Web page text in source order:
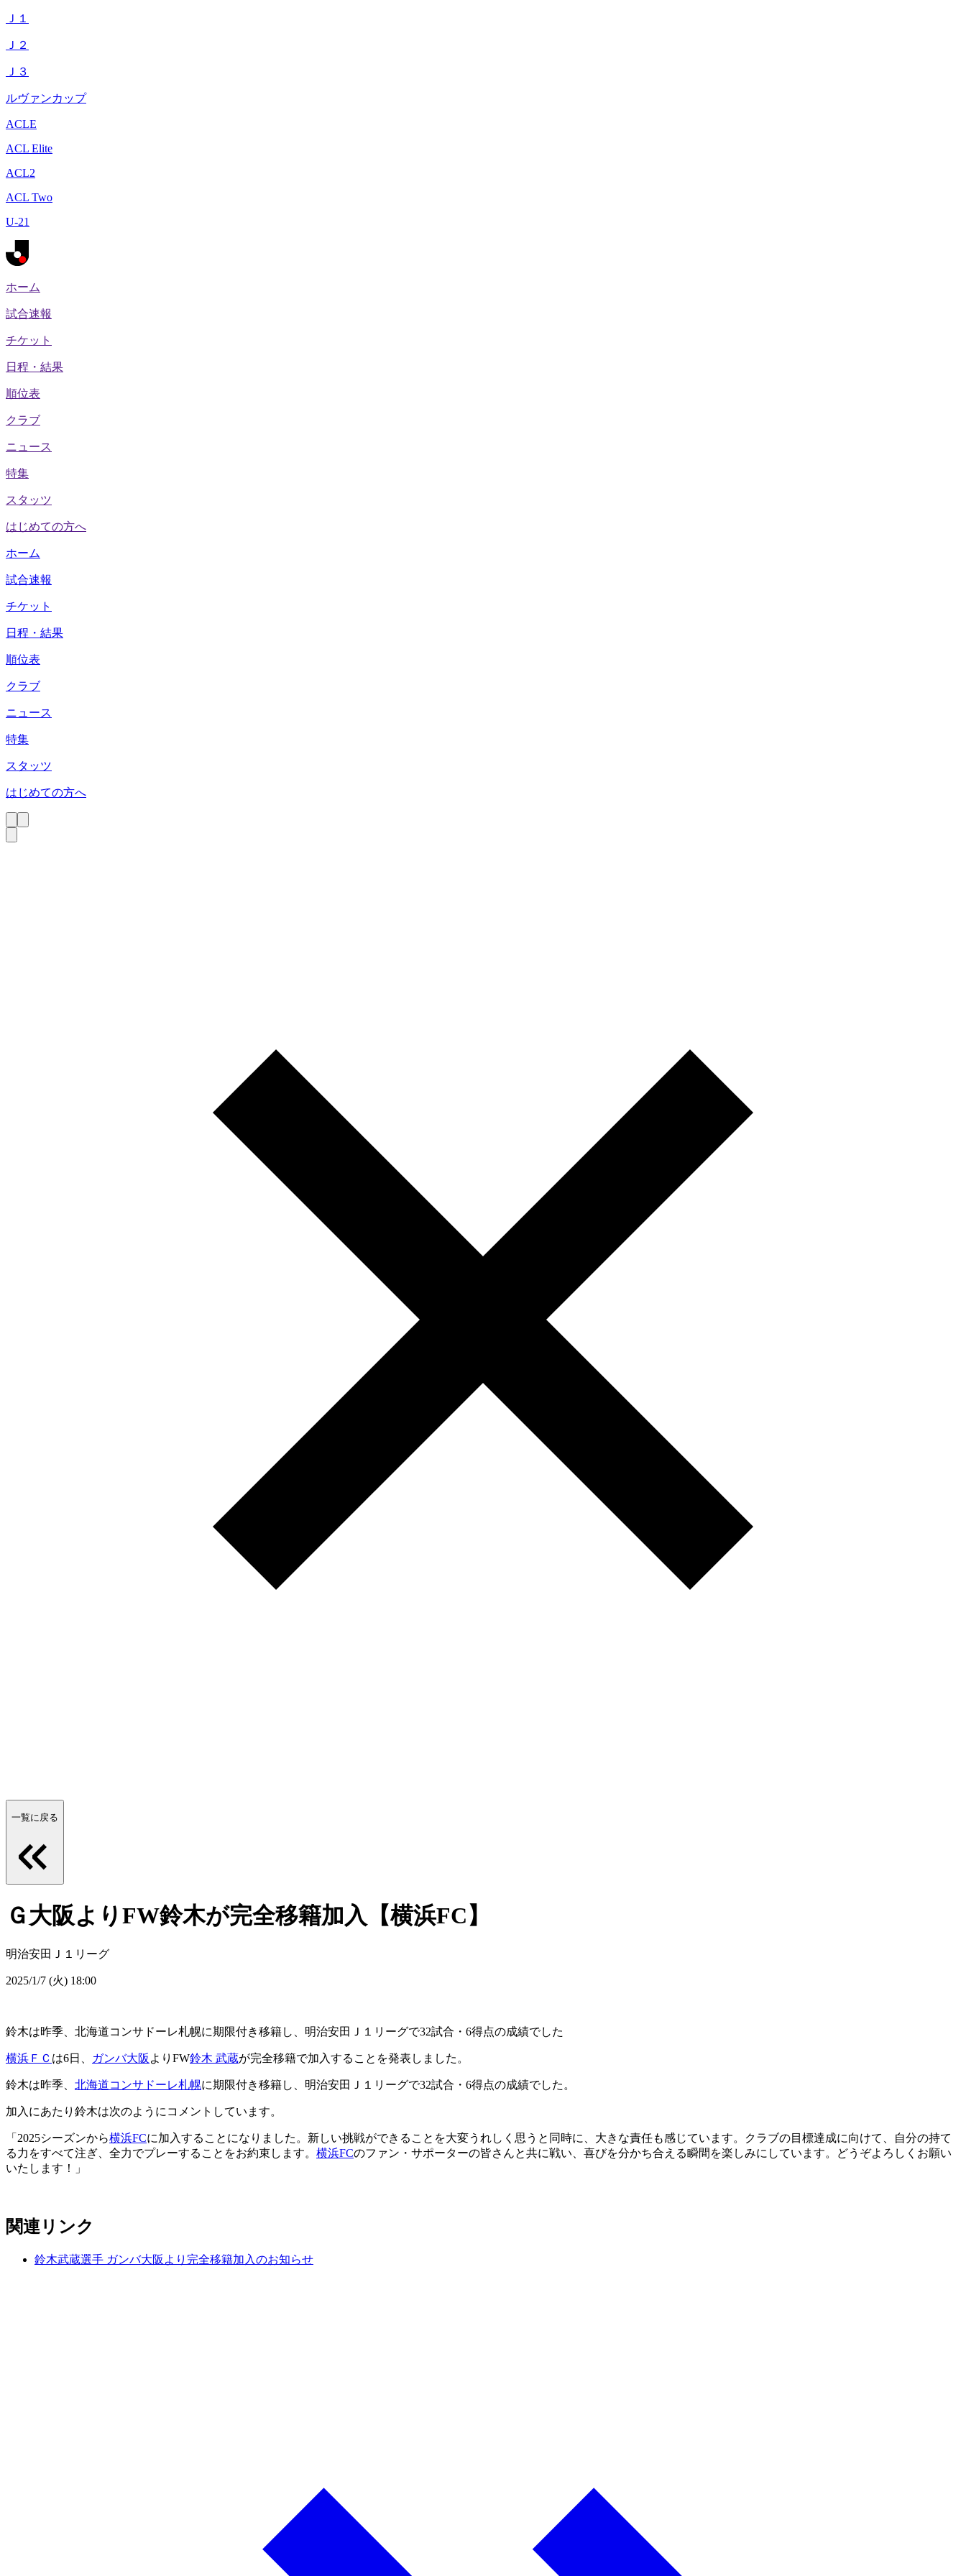
Ｊ１
Ｊ２
Ｊ３
ルヴァンカップ
ACLE
ACL Elite
ACL2
ACL Two
U-21
ホーム
試合速報
チケット
日程・結果
順位表
クラブ
ニュース
特集
スタッツ
はじめての方へ
ホーム
試合速報
チケット
日程・結果
順位表
クラブ
ニュース
特集
スタッツ
はじめての方へ
一覧に戻る
Ｇ大阪よりFW鈴木が完全移籍加入【横浜FC】
明治安田Ｊ１リーグ
2025/1/7 (火) 18:00
鈴木は昨季、北海道コンサドーレ札幌に期限付き移籍し、明治安田Ｊ１リーグで32試合・6得点の成績でした
横浜ＦＣ は6日、 ガンバ大阪 よりFW鈴木 武蔵が完全移籍で加入することを発表しました。
鈴木は昨季、 北海道コンサドーレ札幌に期限付き移籍し、明治安田Ｊ１リーグで32試合・6得点の成績でした。
加入にあたり鈴木は次のようにコメントしています。
「2025シーズンから横浜FCに加入することになりました。新しい挑戦ができることを大変うれしく思うと同時に、大きな責任も感じています。クラブの目標達成に向けて、自分の持て
る力をすべて注ぎ、全力でプレーすることをお約束します。 横浜FCのファン・サポーターの皆さんと共に戦い、喜びを分かち合える瞬間を楽しみにしています。どうぞよろしくお願い
いたします！」
関連リンク
鈴木武蔵選手 ガンバ大阪より完全移籍加入のお知らせ